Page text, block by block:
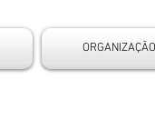
ORGANIZAÇÃO